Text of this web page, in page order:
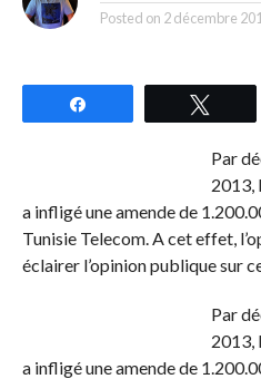
Posted on 2 décembre
Par
2013,
a infligé une amende de
Tunisie Telecom. A cet effet,
éclairer l’opinion publique sur
Par
2013,
a infligé une amende de